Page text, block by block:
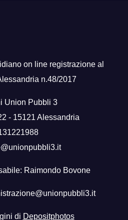
on line registrazione al
n.48/2017
Union Pubbli 3
- 15121 Alessandria
Raimondo Bovone
di Depositphotos